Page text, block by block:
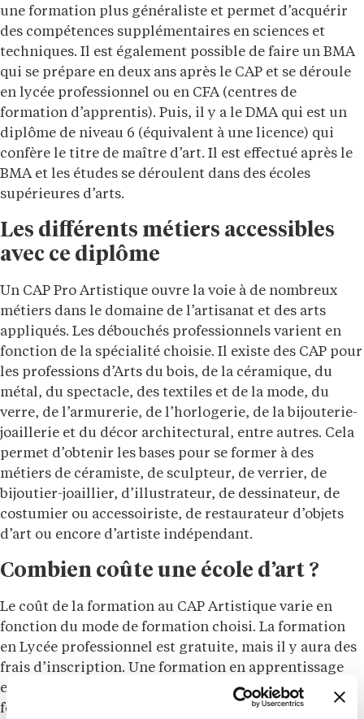
une formation plus généraliste et permet d’acquérir
des compétences supplémentaires en sciences et
techniques. Il est également possible de faire un BMA
qui se prépare en deux ans après le CAP et se déroule
en lycée professionnel ou en CFA (centres de
formation d’apprentis). Puis, il y a le DMA qui est un
diplôme de niveau 6 (équivalent à une licence) qui
confère le titre de maître d’art. Il est effectué après le
BMA et les études se déroulent dans des écoles
supérieures d’arts.
Les différents métiers accessibles
avec ce diplôme
Un CAP Pro Artistique ouvre la voie à de nombreux
métiers dans le domaine de l’artisanat et des arts
appliqués. Les débouchés professionnels varient en
fonction de la spécialité choisie. Il existe des CAP pour
les professions d’Arts du bois, de la céramique, du
métal, du spectacle, des textiles et de la mode, du
verre, de l’armurerie, de l’horlogerie, de la bijouterie-
joaillerie et du décor architectural, entre autres. Cela
permet d’obtenir les bases pour se former à des
métiers de céramiste, de sculpteur, de verrier, de
bijoutier-joaillier, d’illustrateur, de dessinateur, de
costumier ou accessoiriste, de restaurateur d’objets
d’art ou encore d’artiste indépendant.
Combien coûte une école d’art ?
Le coût de la formation au CAP Artistique varie en
fonction du mode de formation choisi. La formation
en Lycée professionnel est gratuite, mais il y aura des
frais d’inscription. Une formation en apprentissage
est prise en charge par l’employeur tandis que la
formation continue variera selon les institutions.